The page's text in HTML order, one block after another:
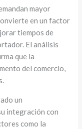
mayor
en un factor
tiempos de
El análisis
que la
del comercio,
un
integración con
como la